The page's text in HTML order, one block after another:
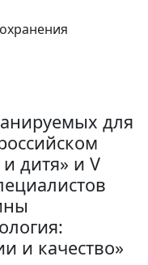
для
дитя» и V
и качество»